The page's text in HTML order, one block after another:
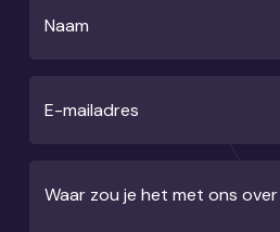
Naam
E-mailadres
Waar zou je het met ons